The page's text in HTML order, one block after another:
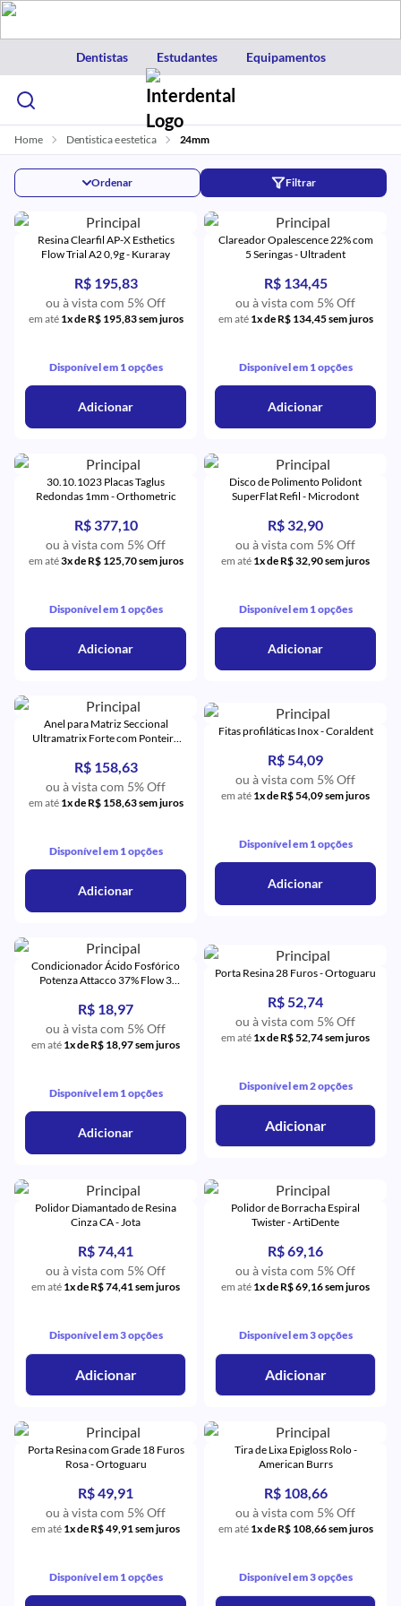
Dentistas Estudantes Equipamentos
Home Dentistica e estetica 24mm
Filtrar
Ordenar
Resina Clearfil AP-X Esthetics
Flow Trial A2 0,9g - Kuraray
R$ 195,83
ou à vista com 5% Off
em até 1x de R$ 195,83 sem juros
Disponível em 1 opções
Adicionar
Clareador Opalescence 22% com
5 Seringas - Ultradent
R$ 134,45
ou à vista com 5% Off
em até 1x de R$ 134,45 sem juros
Disponível em 1 opções
Adicionar
30.10.1023 Placas Taglus
Redondas 1mm - Orthometric
R$ 377,10
ou à vista com 5% Off
em até3x de R$ 125,70 sem juros
Disponível em 1 opções
Adicionar
Disco de Polimento Polidont
SuperFlat Refil - Microdont
R$ 32,90
ou à vista com 5% Off
em até 1x de R$ 32,90 sem juros
Disponível em 1 opções
Adicionar
Anel para Matriz Seccional
Ultramatrix Forte com Ponteira
R$ 158,63
ou à vista com 5% Off
em até 1x de R$ 158,63 sem juros
Disponível em 1 opções
Adicionar
Fitas profiláticas Inox - Coraldent
R$ 54,09
ou à vista com 5% Off
em até 1x de R$ 54,09 sem juros
Disponível em 1 opções
Adicionar
Condicionador Ácido Fosfórico
Potenza Attacco 37% Flow 3
R$ 18,97
ou à vista com 5% Off
em até 1x de R$ 18,97 sem juros
Disponível em 1 opções
Adicionar
Porta Resina 28 Furos - Ortoguaru
R$ 52,74
ou à vista com 5% Off
em até 1x de R$ 52,74 sem juros
Disponível em 2 opções
Adicionar
Polidor Diamantado de Resina
Cinza CA - Jota
R$ 74,41
ou à vista com 5% Off
em até 1x de R$ 74,41 sem juros
Disponível em 3 opções
Adicionar
Polidor de Borracha Espiral
Twister - ArtiDente
R$ 69,16
ou à vista com 5% Off
em até 1x de R$ 69,16 sem juros
Disponível em 3 opções
Adicionar
Porta Resina com Grade 18 Furos
Rosa - Ortoguaru
R$ 49,91
ou à vista com 5% Off
em até 1x de R$ 49,91 sem juros
Disponível em 1 opções
Tira de Lixa Epigloss Rolo -
American Burrs
R$ 108,66
ou à vista com 5% Off
em até 1x de R$ 108,66 sem juros
Disponível em 3 opções